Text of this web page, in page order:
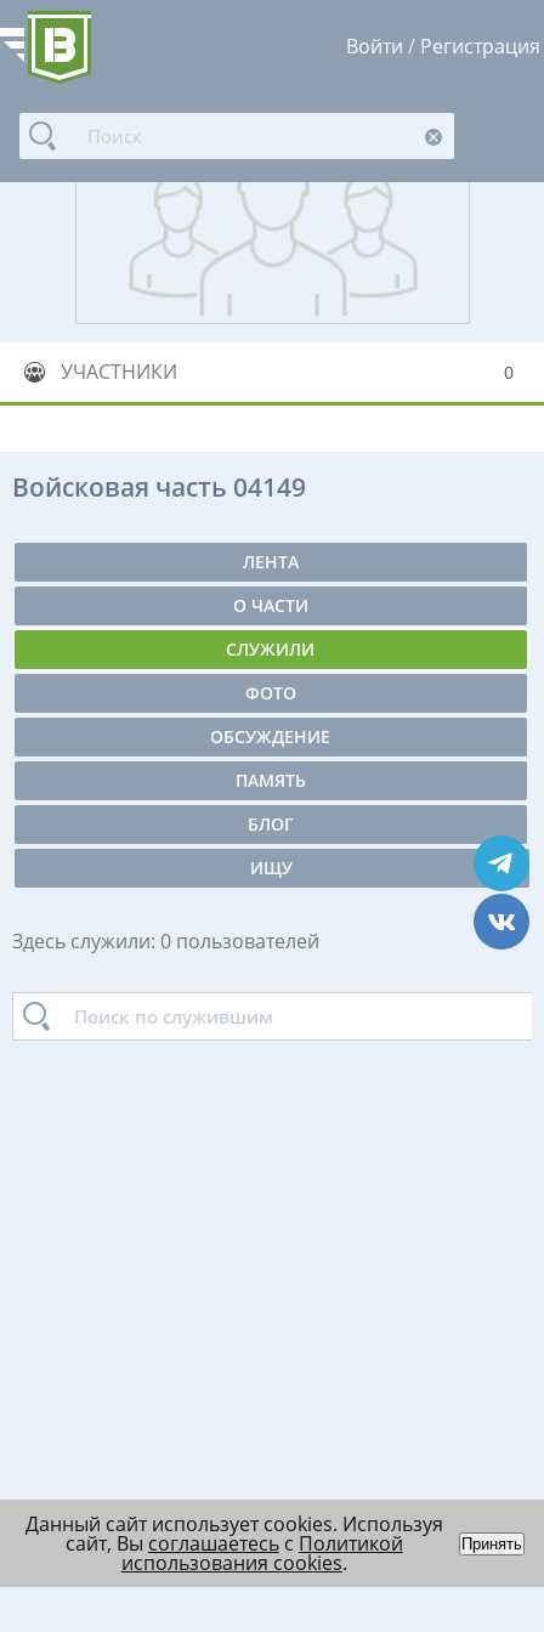
Войти / Регистрация
УЧАСТНИКИ 0
Войсковая часть 04149
ЛЕНТА
О ЧАСТИ
СЛУЖИЛИ
ФОТО
ОБСУЖДЕНИЕ
ПАМЯТЬ
БЛОГ
ИЩУ
Здесь служили: 0 пользователей
Данный сайт использует cookies. Используя
сайт, Вы соглашаетесьс Политикой
использования cookies.
Принять